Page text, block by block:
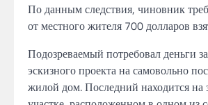
По данным следствия, чиновник
от местного жителя 700 долларов
Подозреваемый потребовал деньги
эскизного проекта на самовольно
жилой дом. Последний находится на